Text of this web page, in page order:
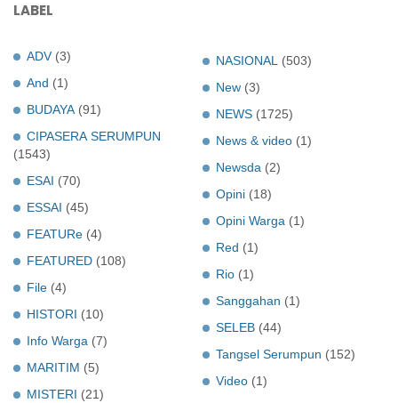
LABEL
ADV (3)
And (1)
BUDAYA (91)
CIPASERA SERUMPUN
(1543)
ESAI (70)
ESSAI (45)
FEATURe (4)
FEATURED (108)
File (4)
HISTORI (10)
Info Warga (7)
MARITIM (5)
MISTERI (21)
NASIONAL
(503)
New (3)
NEWS (1725)
News & video (1)
Newsda (2)
Opini (18)
Opini Warga (1)
Red (1)
Rio (1)
Sanggahan (1)
SELEB (44)
Tangsel Serumpun (152)
Video (1)